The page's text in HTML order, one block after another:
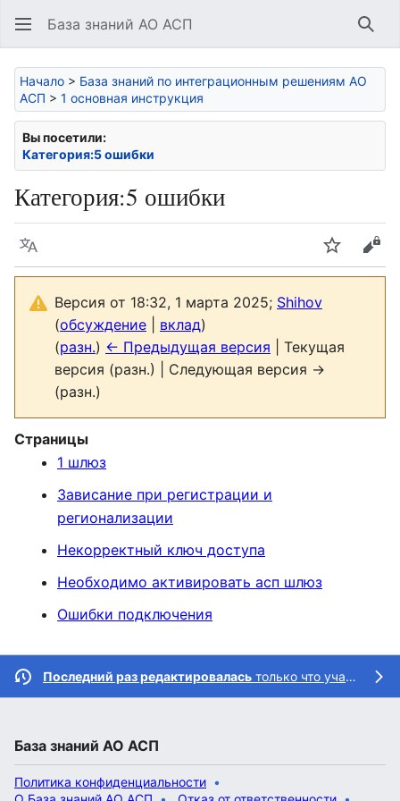
База знаний АО АСП
Начало > База знаний по интеграционным решениям АО
АСП > 1 основная инструкция
Вы посетили:
Категория:5 ошибки
Категория:5 ошибки
Язык Следить
Версия от 18:32, 1 марта 2025; Shihov
(обсуждение вклад)
(разн.) ← Предыдущая версия | Текущая
версия (разн.) | Следующая версия →
(разн.)
Страницы
1 шлюз
Зависание при регистрации и
регионализации
Некорректный ключ доступа
Необходимо активировать асп шлюз
Ошибки подключения
Последний раз редактировалась только что участником
База знаний АО АСП
Политика конфиденциальности